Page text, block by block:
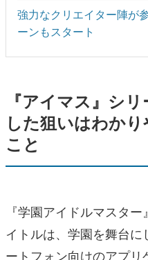
強力なクリエイター陣
ーンもスタート
『アイマス』シ
した狙いはわか
こと
『学園アイドルマスタ
イトルは、学園を舞台
ートフォン向けのアプリ